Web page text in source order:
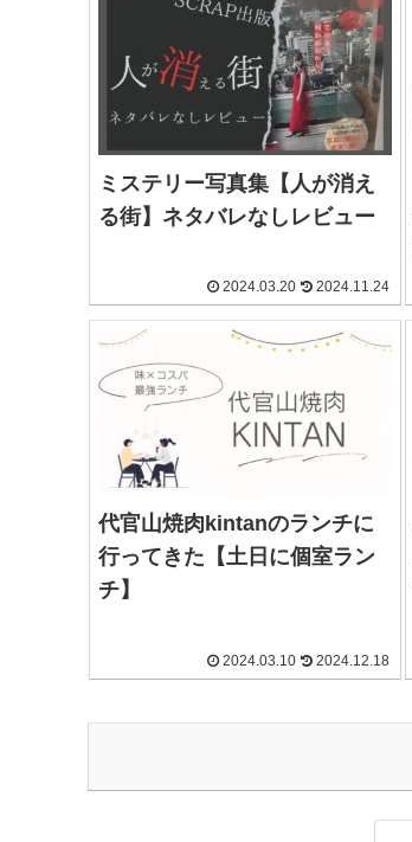
ミステリー写真集【人が消え
る街】ネタバレなしレビュー
2024.03.20 2024.11.24
代官山焼肉kintanのランチに
行ってきた【土日に個室ラン
チ】
2024.03.10 2024.12.18